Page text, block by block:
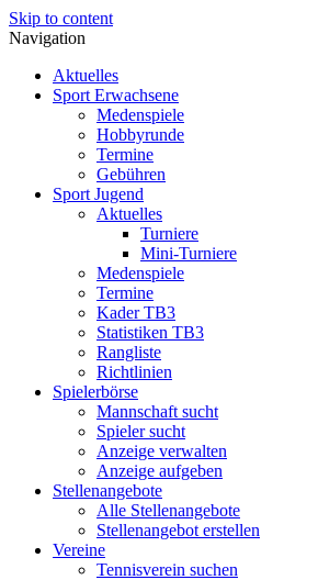
Skip to content
Navigation
Aktuelles
Sport Erwachsene
Medenspiele
Hobbyrunde
Termine
Gebühren
Sport Jugend
Aktuelles
Turniere
Mini-Turniere
Medenspiele
Termine
Kader TB3
Statistiken TB3
Rangliste
Richtlinien
Spielerbörse
Mannschaft sucht
Spieler sucht
Anzeige verwalten
Anzeige aufgeben
Stellenangebote
Alle Stellenangebote
Stellenangebot erstellen
Vereine
Tennisverein suchen